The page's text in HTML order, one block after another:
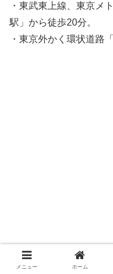
・東武東上線、東京メ
駅」から徒歩20分。
・東京外かく環状道路
メニュー ホーム